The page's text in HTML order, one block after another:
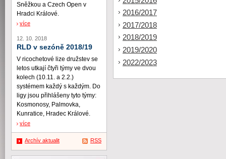
2016/2017
2017/2018
2018/2019
2019/2020
2022/2023
Sněžkou a Czech Open v
Hradci Králové.
více
12. 10. 2018
RLD v sezóně 2018/19
V ricochetové lize družstev se
letos utkají čtyři týmy ve dvou
kolech (10.11. a 2.2.)
systémem každý s každým. Do
ligy jsou přihlášeny tyto týmy:
Kosmonosy, Palmovka,
Kunratice, Hradec Králové.
více
Archív aktualit RSS